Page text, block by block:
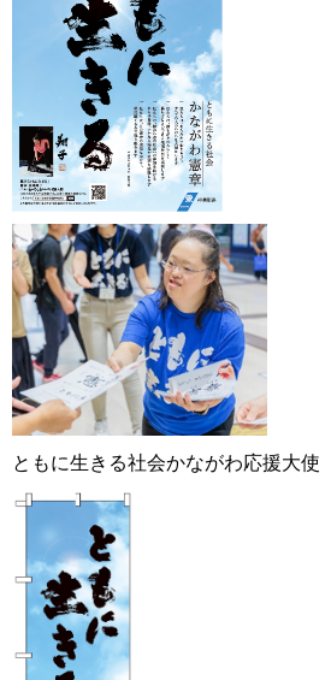
ともに生きる社会かながわ応援大